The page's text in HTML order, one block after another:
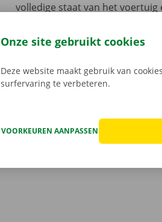
volledige staat van het
vertoont. In dat geval staat er
Europa. Zo vertrek je
Onze site gebruikt cookies
Deze website maakt gebruik van
surfervaring te verbeteren.
VOORKEUREN AANPASSEN